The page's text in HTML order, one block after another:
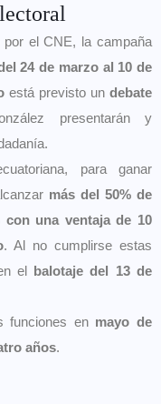
por el CNE, la campaña
24 de marzo al 10 de
está previsto un debate
presentarán y
para ganar
más del 50% de
con una ventaja de 10
. Al no cumplirse estas
el balotaje del 13 de
funciones en mayo de
años.